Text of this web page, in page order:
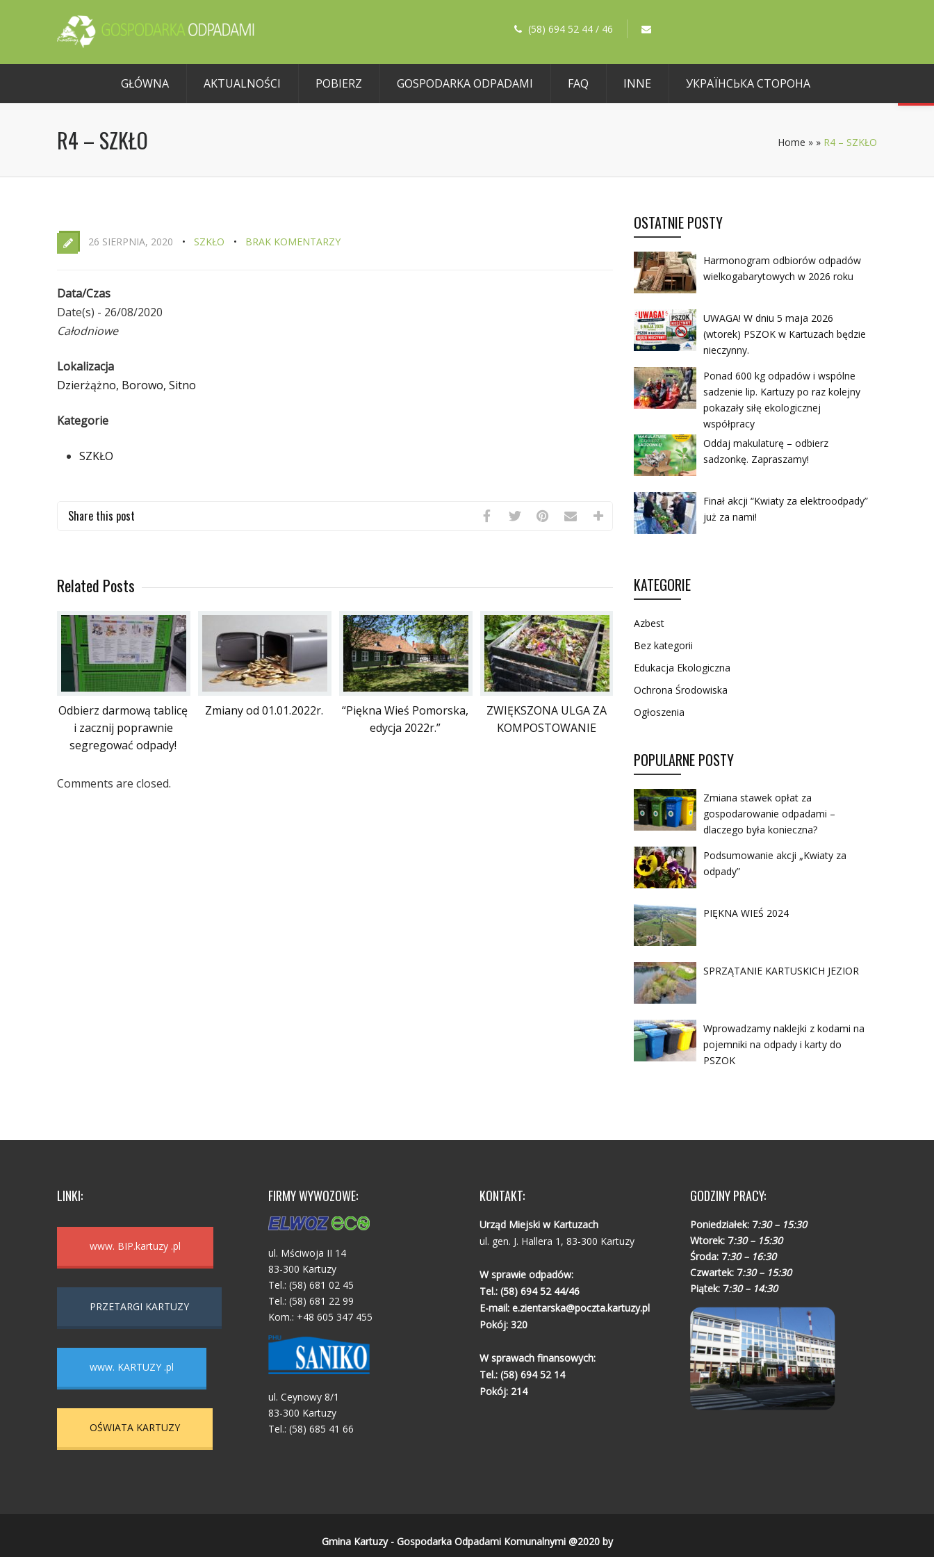
(58) 694 52 44 / 46
GŁÓWNA AKTUALNOŚCI POBIERZ GOSPODARKA ODPADAMI FAQ INNE УКРАЇНСЬКА СТОРОНА
R4 – SZKŁO Home » » R4 – SZKŁO
26 SIERPNIA, 2020 SZKŁO BRAK KOMENTARZY
Data/Czas
Date(s) - 26/08/2020
Całodniowe
Lokalizacja
Dzierżążno, Borowo, Sitno
Kategorie
SZKŁO
Share this post
Related Posts
Odbierz darmową tablicę
i zacznij poprawnie
segregować odpady!
Zmiany od 01.01.2022r.
“Piękna Wieś Pomorska,
edycja 2022r.”
ZWIĘKSZONA ULGA ZA
KOMPOSTOWANIE
Comments are closed.
OSTATNIE POSTY
Harmonogram odbiorów odpadów
wielkogabarytowych w 2026 roku
UWAGA! W dniu 5 maja 2026
(wtorek) PSZOK w Kartuzach będzie
nieczynny.
Ponad 600 kg odpadów i wspólne
sadzenie lip. Kartuzy po raz kolejny
pokazały siłę ekologicznej
współpracy
Oddaj makulaturę – odbierz
sadzonkę. Zapraszamy!
Finał akcji “Kwiaty za elektroodpady”
już za nami!
KATEGORIE
Azbest
Bez kategorii
Edukacja Ekologiczna
Ochrona Środowiska
Ogłoszenia
POPULARNE POSTY
Zmiana stawek opłat za
gospodarowanie odpadami –
dlaczego była konieczna?
Podsumowanie akcji „Kwiaty za
odpady”
PIĘKNA WIEŚ 2024
SPRZĄTANIE KARTUSKICH JEZIOR
Wprowadzamy naklejki z kodami na
pojemniki na odpady i karty do
PSZOK
LINKI:
www. BIP.kartuzy .pl
PRZETARGI KARTUZY
www. KARTUZY .pl
OŚWIATA KARTUZY
FIRMY WYWOZOWE:
ul. Mściwoja II 14
83-300 Kartuzy
Tel.: (58) 681 02 45
Tel.: (58) 681 22 99
Kom.: +48 605 347 455
ul. Ceynowy 8/1
83-300 Kartuzy
Tel.: (58) 685 41 66
KONTAKT:
Urząd Miejski w Kartuzach
ul. gen. J. Hallera 1, 83-300 Kartuzy
W sprawie odpadów:
Tel.:(58) 694 52 44/46
E-mail:e.zientarska@poczta.kartuzy.pl
Pokój: 320
W sprawach finansowych:
Tel.: (58) 694 52 14
Pokój: 214
GODZINY PRACY:
Poniedziałek: 7:30 – 15:30
Wtorek: 7:30 – 15:30
Środa: 7:30 – 16:30
Czwartek: 7:30 – 15:30
Piątek: 7:30 – 14:30
Gmina Kartuzy - Gospodarka Odpadami Komunalnymi @2020 by